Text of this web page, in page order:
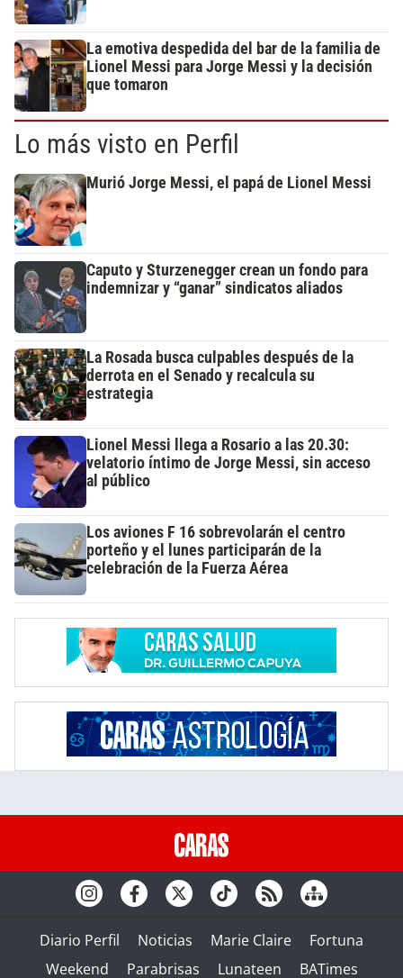
La emotiva despedida del bar de la familia de
Lionel Messi para Jorge Messi y la decisión
que tomaron
Lo más visto en Perfil
Murió Jorge Messi, el papá de Lionel Messi
Caputo y Sturzenegger crean un fondo para
indemnizar y “ganar” sindicatos aliados
La Rosada busca culpables después de la
derrota en el Senado y recalcula su
estrategia
Lionel Messi llega a Rosario a las 20.30:
velatorio íntimo de Jorge Messi, sin acceso
al público
Los aviones F 16 sobrevolarán el centro
porteño y el lunes participarán de la
celebración de la Fuerza Aérea
Diario Perfil Noticias Marie Claire
Fortuna
Weekend
Parabrisas Lunateen BATimes